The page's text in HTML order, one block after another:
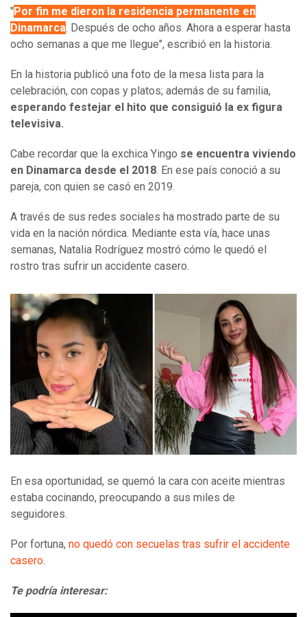
" Por fin me dieron la residencia permanente en
Dinamarca. Después de ocho años. Ahora a esperar hasta
ocho semanas a que me llegue", escribió en la historia.
En la historia publicó una foto de la mesa lista para la
celebración, con copas y platos; además de su familia,
esperando festejar el hito que consiguió la ex figura
televisiva.
Cabe recordar que la exchica Yingo se encuentra viviendo
en Dinamarca desde el 2018. En ese país conoció a su
pareja, con quien se casó en 2019.
A través de sus redes sociales ha mostrado parte de su
vida en la nación nórdica. Mediante esta vía, hace unas
semanas, Natalia Rodríguez mostró cómo le quedó el
rostro tras sufrir un accidente casero.
En esa oportunidad, se quemó la cara con aceite mientras
estaba cocinando, preocupando a sus miles de
seguidores.
Por fortuna, no quedó con secuelas tras sufrir el accidente
casero.
Te podría interesar: